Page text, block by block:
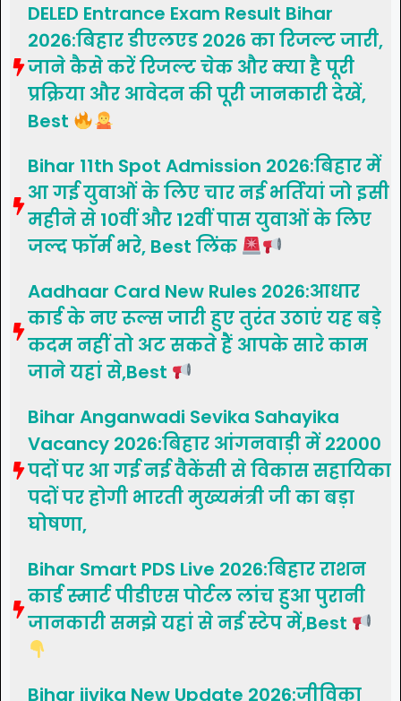
DELED Entrance Exam Result Bihar
2026:बिहार डीएलएड 2026 का रिजल्ट जारी,
जाने कैसे करें रिजल्ट चेक और क्या है पूरी
प्रक्रिया और आवेदन की पूरी जानकारी देखें,
Best
Bihar 11th Spot Admission 2026:बिहार में
आ गई युवाओं के लिए चार नई भर्तियां जो इसी
महीने से 10वीं और 12वीं पास युवाओं के लिए
जल्द फॉर्म भरे, Best लिंक
Aadhaar Card New Rules 2026:आधार
कार्ड के नए रूल्स जारी हुए तुरंत उठाएं यह बड़े
कदम नहीं तो अट सकते हैं आपके सारे काम
जाने यहां से,Best
Bihar Anganwadi Sevika Sahayika
Vacancy 2026:बिहार आंगनवाड़ी में 22000
पदों पर आ गई नई वैकेंसी से विकास सहायिका
पदों पर होगी भारती मुख्यमंत्री जी का बड़ा
घोषणा,
Bihar Smart PDS Live 2026:बिहार राशन
कार्ड स्मार्ट पीडीएस पोर्टल लांच हुआ पुरानी
जानकारी समझे यहां से नई स्टेप में,Best
Bihar jivika New Update 2026:जीविका